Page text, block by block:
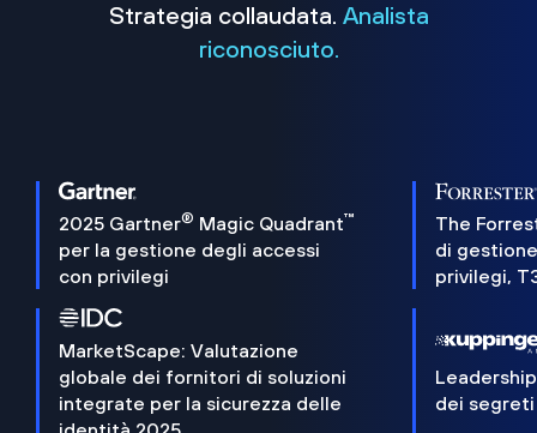
Strategia collaudata. Analista
riconosciuto.
2025 Gartner® Magic Quadrant™
per la gestione degli accessi
con privilegi
The
di
privilegi,
MarketScape: Valutazione
globale dei fornitori di soluzioni
integrate per la sicurezza delle
dei segreti